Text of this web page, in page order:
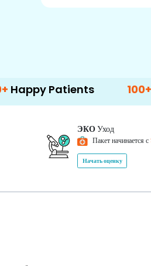
100+
ЭКОУход
Пакет начинается с
Начать оценку